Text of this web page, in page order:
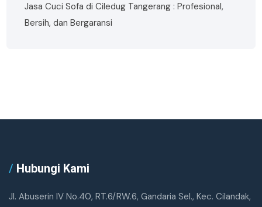
Jasa Cuci Sofa di Ciledug Tangerang : Profesional,
Bersih, dan Bergaransi
/ Hubungi Kami
Jl. Abuserin IV No.40, RT.6/RW.6, Gandaria Sel., Kec. Cilandak,